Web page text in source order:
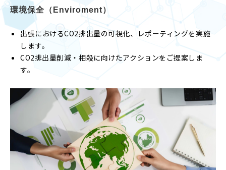
環境保全（Enviroment）
出張におけるCO2排出量の可視化、レポーティングを実施
します。
CO2排出量削減・相殺に向けたアクションをご提案しま
す。